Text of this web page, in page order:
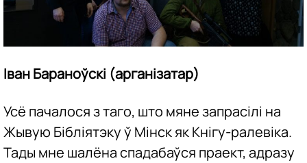
Іван Бараноўскі (арганізатар)
Усё пачалося з таго, што мяне запрасілі на
Жывую Бібліятэку ў Мінск як Кнігу-ралевіка.
Тады мне шалёна спадабаўся праект, адразу